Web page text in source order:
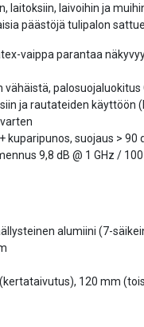
laitoksiin, laivoihin ja
päästöjä tulipalon
vaippa parantaa
palosuojaluokitus
ja rautateiden käyttöön
kuparipunos, suojaus > 90
9,8 dB @ 1 GHz /
alumiini (7-
120 mm